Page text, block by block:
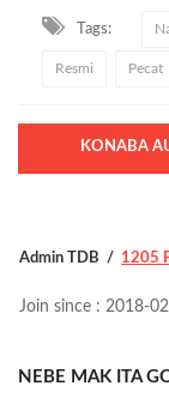
Tags:
Resmi Pecat
KONABA
Admin TDB 1205
Join since : 2018-
NEBE MAK ITA